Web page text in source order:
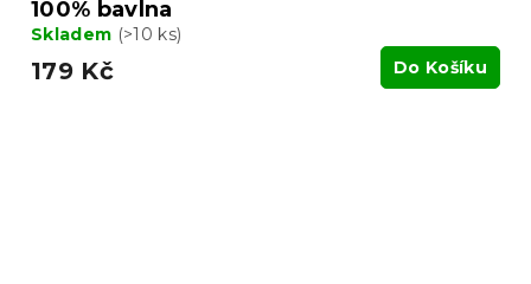
100% bavlna
Skladem (>10 ks)
179 Kč Do Košíku